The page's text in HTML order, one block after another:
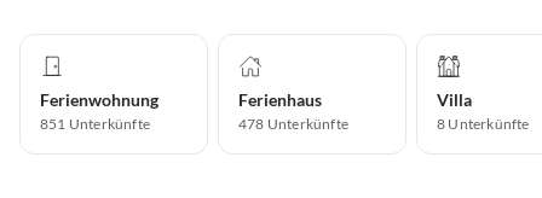
Ferienwohnung
851 Unterkünfte
Ferienhaus
478 Unterkünfte
Villa
8 Unterkünfte